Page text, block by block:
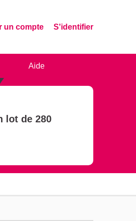
un compte S'identifier
Aide
lot de 280